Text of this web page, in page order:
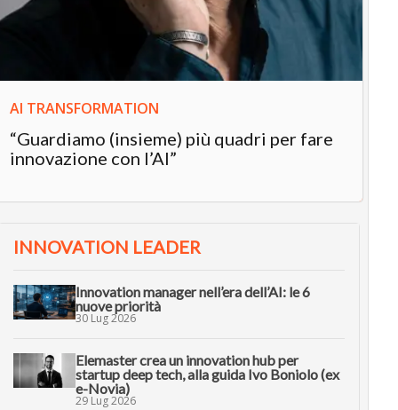
AI TRANSFORMATION
“Guardiamo (insieme) più quadri per fare
innovazione con l’AI”
INNOVATION LEADER
Innovation manager nell’era dell’AI: le 6
nuove priorità
30 Lug 2026
Elemaster crea un innovation hub per
startup deep tech, alla guida Ivo Boniolo (ex
e-Novia)
29 Lug 2026